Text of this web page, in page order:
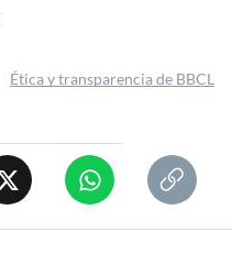
Ética y transparencia de BBCL